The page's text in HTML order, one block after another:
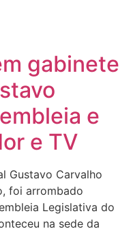
gabinete
e
e TV
Gustavo Carvalho
foi arrombado
Legislativa do
na sede da